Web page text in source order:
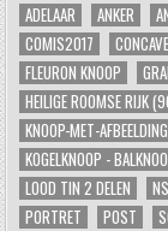
ADELAAR ANKER
COMIS2017
FLEURON KNOOP
HEILIGE ROOMSE RIJK
KNOOP-MET-
KOGELKNOOP -
LOOD TIN 2 DELEN
PORTRET
POST